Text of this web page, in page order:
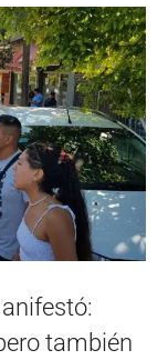
también